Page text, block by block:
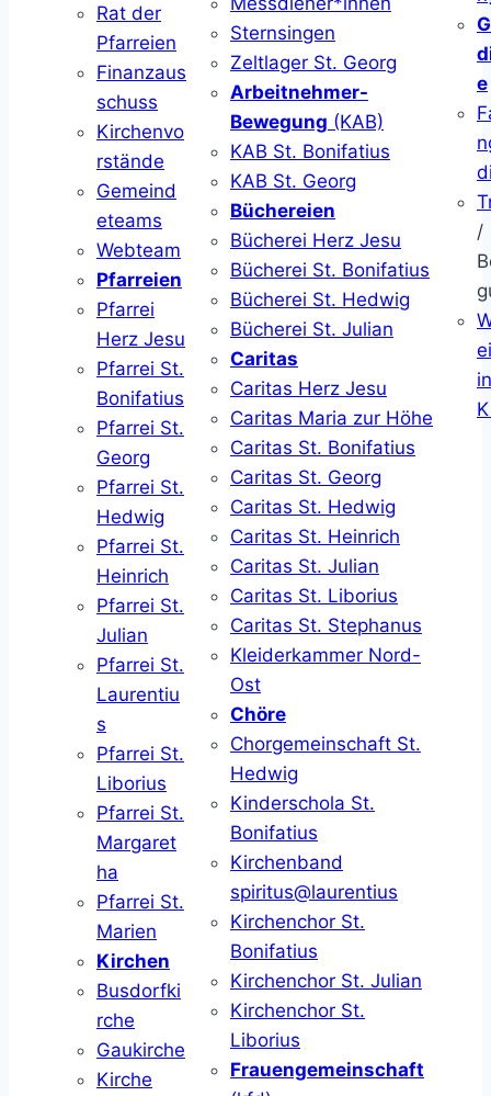
Rat der
Pfarreien
Finanzaus
schuss
Kirchenvo
rstände
Gemeind
eteams
Webteam
Pfarreien
Pfarrei
Herz Jesu
Pfarrei St.
Bonifatius
Pfarrei St.
Georg
Pfarrei St.
Hedwig
Pfarrei St.
Heinrich
Pfarrei St.
Julian
Pfarrei St.
Laurentiu
s
Pfarrei St.
Liborius
Pfarrei St.
Margaret
ha
Pfarrei St.
Marien
Kirchen
Busdorfki
rche
Gaukirche
Kirche
Sternsingen
Zeltlager St. Georg
Arbeitnehmer-
Bewegung (KAB)
KAB St. Bonifatius
KAB St. Georg
Büchereien
Bücherei Herz Jesu
Bücherei St. Bonifatius
Bücherei St. Hedwig
Bücherei St. Julian
Caritas
Caritas Herz Jesu
Caritas Maria zur Höhe
Caritas St. Bonifatius
Caritas St. Georg
Caritas St. Hedwig
Caritas St. Heinrich
Caritas St. Julian
Caritas St. Liborius
Caritas St. Stephanus
Kleiderkammer Nord-
Ost
Chöre
Chorgemeinschaft St.
Hedwig
Kinderschola St.
Bonifatius
Kirchenband
spiritus@laurentius
Kirchenchor St.
Bonifatius
Kirchenchor St. Julian
Kirchenchor St.
Liborius
Frauengemeinschaft
e
/